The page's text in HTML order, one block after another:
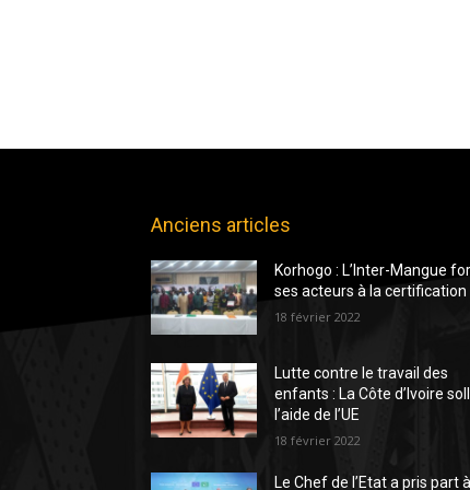
Anciens articles
Korhogo : L’Inter-Mangue
ses acteurs à la certification
18 février 2022
Lutte contre le travail des
enfants : La Côte d’Ivoire
l’aide de l’UE
18 février 2022
Le Chef de l’Etat a pris part